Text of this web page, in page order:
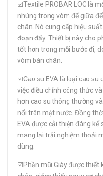
☑️Textile PROBAR LOC là
nhúng trong vòm đế giữa
chân. Nó cung cấp hiệu
đoạn đẩy. Thiết bị này cho
tốt hơn trong mỗi bước đi,
vòm bàn chân.
☑️Cao su EVA là loại cao su
việc điều chỉnh công thức
hơn cao su thông thường
nổi trên mặt nước. Đồng
EVA được cải thiện đáng
mang lại trải nghiệm thoải
dùng.
☑️Phần mũi Giày được thiết